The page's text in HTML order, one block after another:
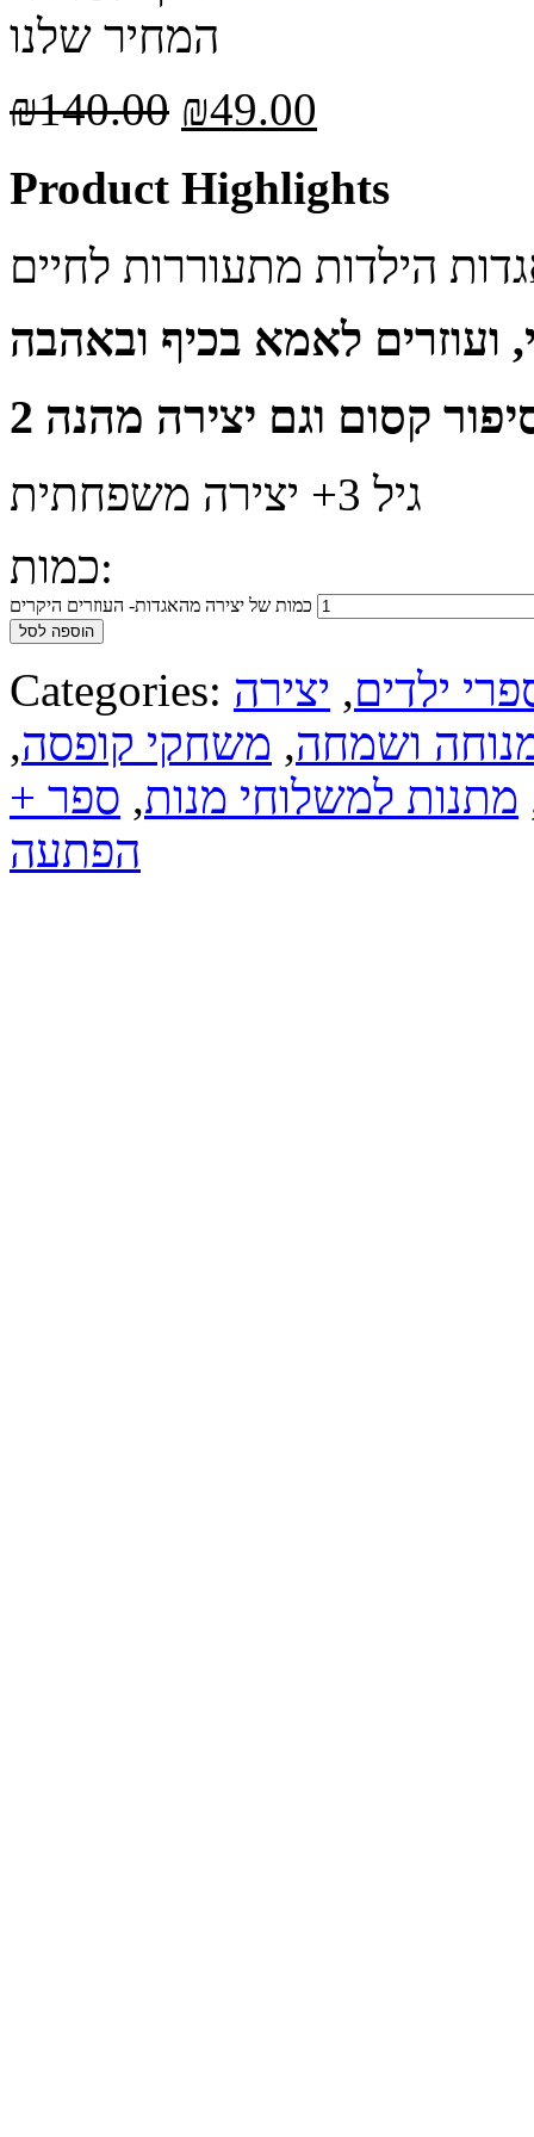
המחיר שלנו
₪140.00 ₪49.00
Product Highlights
גיל 3+ יצירה משפחתית
כמות:
כמות של יצירה מהאגדות- העוזרים היקרים
הוספה לסל
Categories: ילדים, יצירה
ושמחה, משחקי קופסה,
מתנות למשלוחי מנות, ספר +
הפתעה